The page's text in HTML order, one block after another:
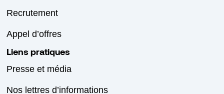
Recrutement
Appel d’offres
Liens pratiques
Presse et média
Nos lettres d’informations